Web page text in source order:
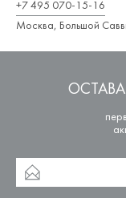
+7 495 070-15-16
Москва, Большой